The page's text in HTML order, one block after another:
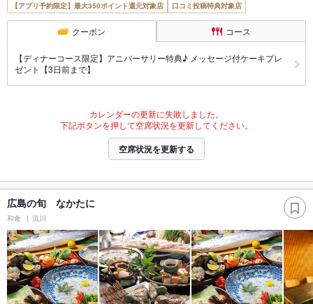
【アプリ予約限定】最大350ポイント還元対象店 口コミ投稿特典対象店
クーポン コース
【ディナーコース限定】アニバーサリー特典♪ メッセージ付ケーキプレ
ゼント【3日前まで】
カレンダーの更新に失敗しました。
下記ボタンを押して空席状況を更新してください。
空席状況を更新する
広島の旬 なかたに
和食 流川